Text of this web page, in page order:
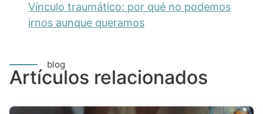
Vínculo traumático: por qué no podemos
irnos aunque queramos
blog
Artículos relacionados